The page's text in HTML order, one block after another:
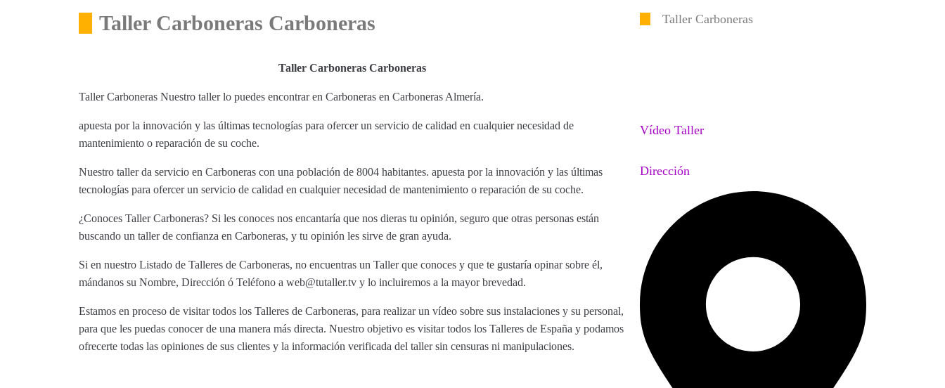
Taller Carboneras Carboneras
Taller Carboneras Carboneras
Taller Carboneras Nuestro taller lo puedes encontrar en Carboneras en Carboneras Almería.
apuesta por la innovación y las últimas tecnologías para ofercer un servicio de calidad en cualquier necesidad de
mantenimiento o reparación de su coche.
Nuestro taller da servicio en Carboneras con una población de 8004 habitantes. apuesta por la innovación y las últimas
tecnologías para ofercer un servicio de calidad en cualquier necesidad de mantenimiento o reparación de su coche.
¿Conoces Taller Carboneras? Si les conoces nos encantaría que nos dieras tu opinión, seguro que otras personas están
buscando un taller de confianza en Carboneras, y tu opinión les sirve de gran ayuda.
Si en nuestro Listado de Talleres de Carboneras, no encuentras un Taller que conoces y que te gustaría opinar sobre él,
mándanos su Nombre, Dirección ó Teléfono a web@tutaller.tv y lo incluiremos a la mayor brevedad.
Estamos en proceso de visitar todos los Talleres de Carboneras, para realizar un vídeo sobre sus instalaciones y su personal,
para que les puedas conocer de una manera más directa. Nuestro objetivo es visitar todos los Talleres de España y podamos
ofrecerte todas las opiniones de sus clientes y la información verificada del taller sin censuras ni manipulaciones.
Taller Carboneras
Vídeo Taller
Dirección